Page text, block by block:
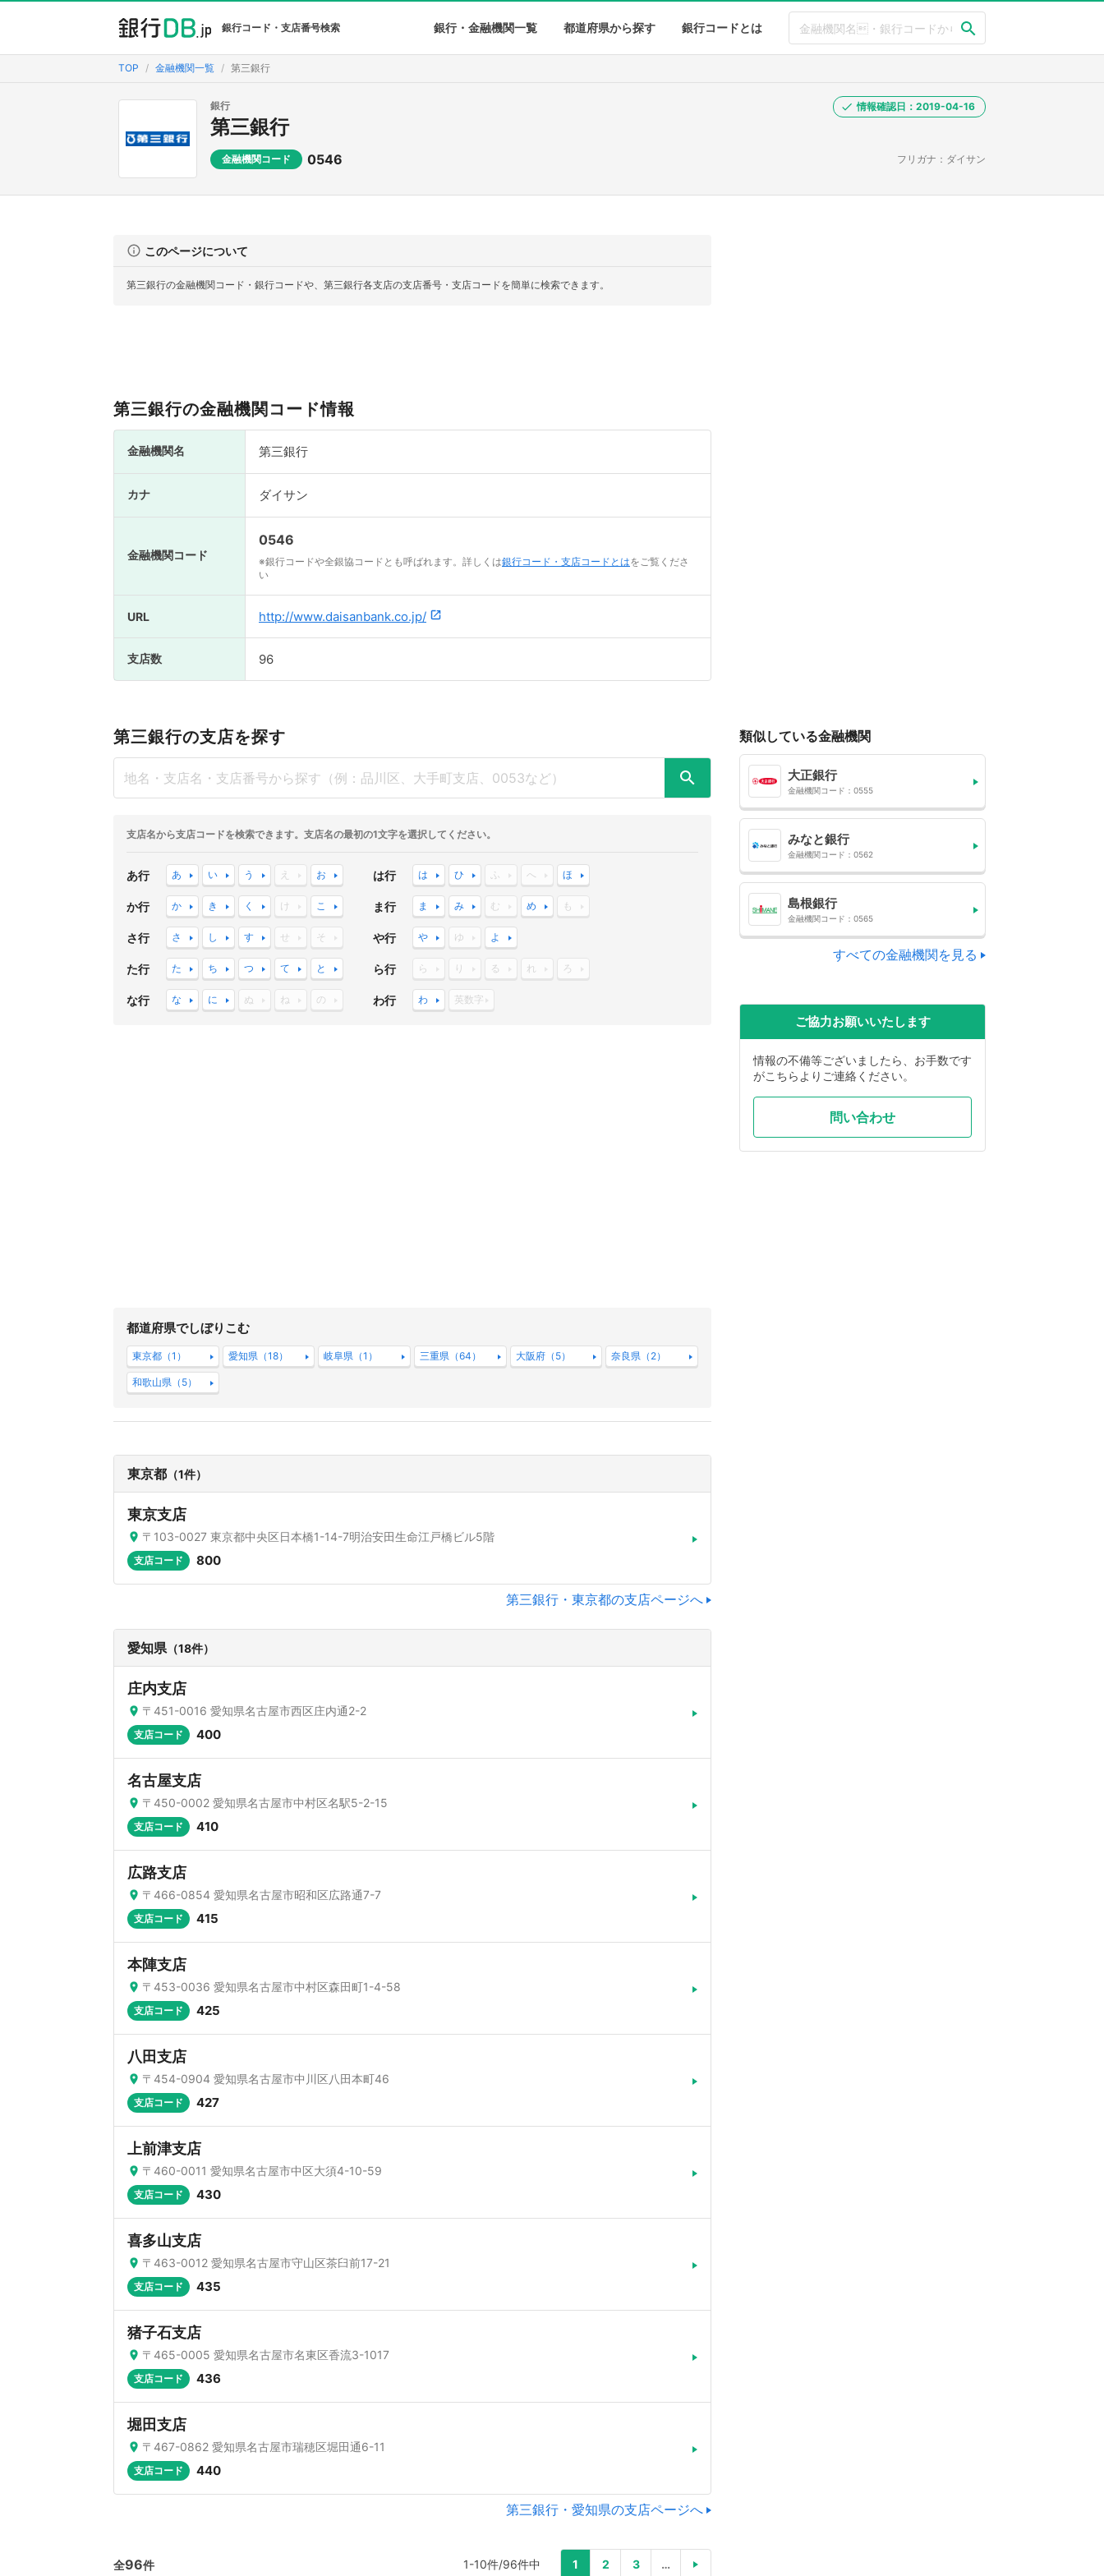
銀行コード・支店番号検索 銀行・金融機関一覧 都道府県から探す 銀行コードとは
TOP 金融機関一覧 第三銀行
銀行
第三銀行
金融機関コード 0546 フリガナ：ダイサン
情報確認日：2019-04-16
このページについて
第三銀行の金融機関コード・銀行コードや、第三銀行各支店の支店番号・支店コードを簡単に検索できます。
第三銀行の金融機関コード情報
金融機関名 第三銀行
カナ ダイサン
金融機関コード
0546
※銀行コードや全銀協コードとも呼ばれます。詳しくは銀行コード・支店コードとはをご覧くださ
い
URL http://www.daisanbank.co.jp/
支店数 96
第三銀行の支店を探す
支店名から支店コードを検索できます。支店名の最初の1文字を選択してください。
あ行 あ い う え お
か行 か き く け こ
さ行 さ し す せ そ
た行 た ち つ て と
な行 な に ぬ ね の
は行 は ひ ふ へ ほ
ま行 ま み む め も
や行 や ゆ よ
ら行 ら り る れ ろ
わ行 わ 英数字
都道府県でしぼりこむ
東京都（1） 愛知県（18） 岐阜県（1） 三重県（64） 大阪府（5） 奈良県（2）
和歌山県（5）
東京都 （1件）
東京支店
〒103-0027 東京都中央区日本橋1-14-7明治安田生命江戸橋ビル5階
支店コード 800
第三銀行・東京都の支店ページへ
愛知県 （18件）
庄内支店
〒451-0016 愛知県名古屋市西区庄内通2-2
支店コード 400
名古屋支店
〒450-0002 愛知県名古屋市中村区名駅5-2-15
支店コード 410
広路支店
〒466-0854 愛知県名古屋市昭和区広路通7-7
支店コード 415
本陣支店
〒453-0036 愛知県名古屋市中村区森田町1-4-58
支店コード 425
八田支店
〒454-0904 愛知県名古屋市中川区八田本町46
支店コード 427
上前津支店
〒460-0011 愛知県名古屋市中区大須4-10-59
支店コード 430
喜多山支店
〒463-0012 愛知県名古屋市守山区茶臼前17-21
支店コード 435
猪子石支店
〒465-0005 愛知県名古屋市名東区香流3-1017
支店コード 436
堀田支店
〒467-0862 愛知県名古屋市瑞穂区堀田通6-11
支店コード 440
第三銀行・愛知県の支店ページへ
全96件 1-10件/96件中 1 2 3 …
類似している金融機関
大正銀行
金融機関コード：0555
みなと銀行
金融機関コード：0562
島根銀行
金融機関コード：0565
すべての金融機関を見る
ご協力お願いいたします
情報の不備等ございましたら、お手数です
がこちらよりご連絡ください。
問い合わせ